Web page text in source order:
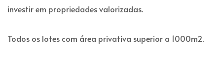
investir em propriedades valorizadas.
Todos os lotes com área privativa superior a 1000m2.